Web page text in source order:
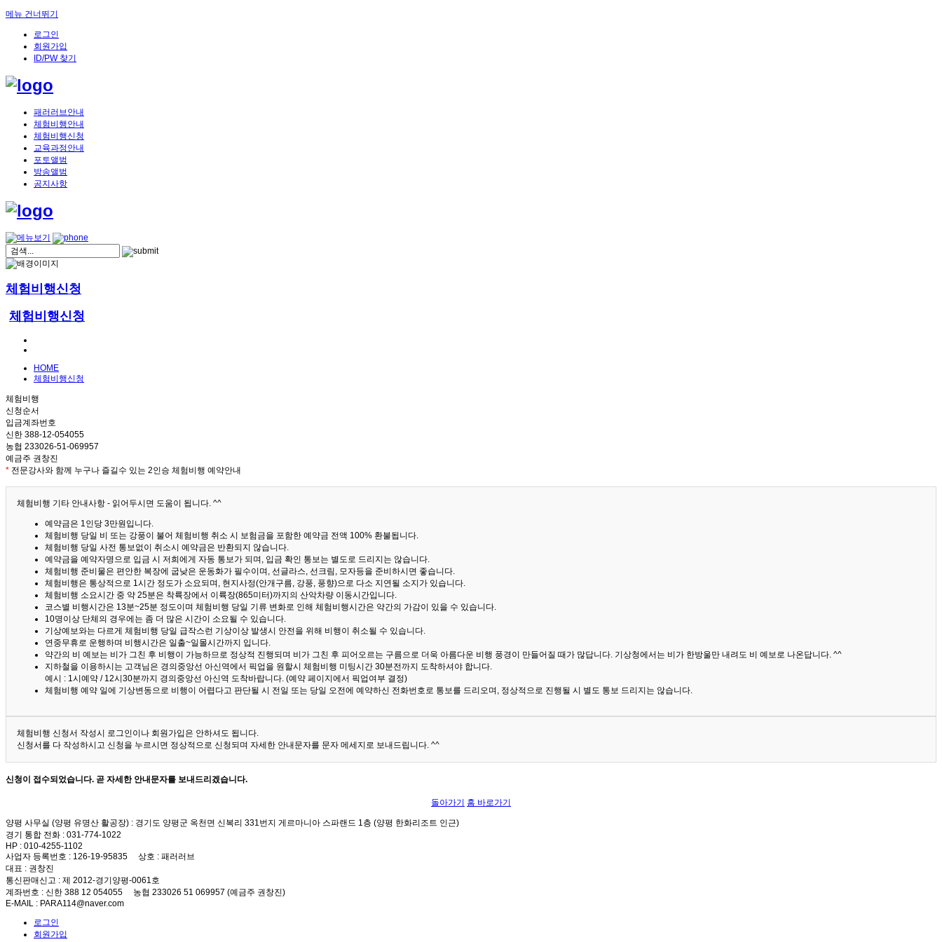
메뉴 건너뛰기
로그인
회원가입
ID/PW 찾기
패러러브안내
체험비행안내
체험비행신청
교육과정안내
포토앨범
방송앨범
공지사항
체험비행신청
체험비행신청
HOME
체험비행신청
체험비행
신청순서
입금계좌번호
신한 388-12-054055
농협 233026-51-069957
예금주 권창진
* 전문강사와 함께 누구나 즐길수 있는 2인승 체험비행 예약안내
체험비행 기타 안내사항 - 읽어두시면 도움이 됩니다. ^^
예약금은 1인당 3만원입니다.
체험비행 당일 비 또는 강풍이 불어 체험비행 취소 시 보험금을 포함한 예약금 전액 100% 환불됩니다.
체험비행 당일 사전 통보없이 취소시 예약금은 반환되지 않습니다.
예약금을 예약자명으로 입금 시 저희에게 자동 통보가 되며, 입금 확인 통보는 별도로 드리지는 않습니다.
체험비행 준비물은 편안한 복장에 굽낮은 운동화가 필수이며, 선글라스, 선크림, 모자등을 준비하시면 좋습니다.
체험비행은 통상적으로 1시간 정도가 소요되며, 현지사정(안개구름, 강풍, 풍향)으로 다소 지연될 소지가 있습니다.
체험비행 소요시간 중 약 25분은 착륙장에서 이륙장(865미터)까지의 산악차량 이동시간입니다.
코스별 비행시간은 13분~25분 정도이며 체험비행 당일 기류 변화로 인해 체험비행시간은 약간의 가감이 있을 수 있습니다.
10명이상 단체의 경우에는 좀 더 많은 시간이 소요될 수 있습니다.
기상예보와는 다르게 체험비행 당일 급작스런 기상이상 발생시 안전을 위해 비행이 취소될 수 있습니다.
연중무휴로 운행하며 비행시간은 일출~일몰시간까지 입니다.
약간의 비 예보는 비가 그친 후 비행이 가능하므로 정상적 진행되며 비가 그친 후 피어오르는 구름으로 더욱 아름다운 비행 풍경이 만들어질 때가 많답니다. 기상청에서는 비가 한방울만 내려도 비 예보로 나온답니다. ^^
지하철을 이용하시는 고객님은 경의중앙선 아신역에서 픽업을 원할시 체험비행 미팅시간 30분전까지 도착하셔야 합니다.
예시 : 1시예약 / 12시30분까지 경의중앙선 아신역 도착바랍니다. (예약 페이지에서 픽업여부 결정)
체험비행 예약 일에 기상변동으로 비행이 어렵다고 판단될 시 전일 또는 당일 오전에 예약하신 전화번호로 통보를 드리오며, 정상적으로 진행될 시 별도 통보 드리지는 않습니다.
체험비행 신청서 작성시 로그인이나 회원가입은 안하셔도 됩니다.
신청서를 다 작성하시고 신청을 누르시면 정상적으로 신청되며 자세한 안내문자를 문자 메세지로 보내드립니다. ^^
신청이 접수되었습니다. 곧 자세한 안내문자를 보내드리겠습니다.
돌아가기 홈 바로가기
양평 사무실 (양평 유명산 활공장) : 경기도 양평군 옥천면 신복리 331번지 게르마니아 스파랜드 1층 (양평 한화리조트 인근)
경기 통합 전화 : 031-774-1022
HP : 010-4255-1102
사업자 등록번호 : 126-19-95835 상호 : 패러러브
대표 : 권창진
통신판매신고 : 제 2012-경기양평-0061호
계좌번호 : 신한 388 12 054055 농협 233026 51 069957 (예금주 권창진)
E-MAIL : PARA114@naver.com
로그인
회원가입